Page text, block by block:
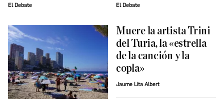
El Debate El Debate
Muere la artista Trini
del Turia, la «estrella
de la canción y la
copla»
Jaume Lita Albert